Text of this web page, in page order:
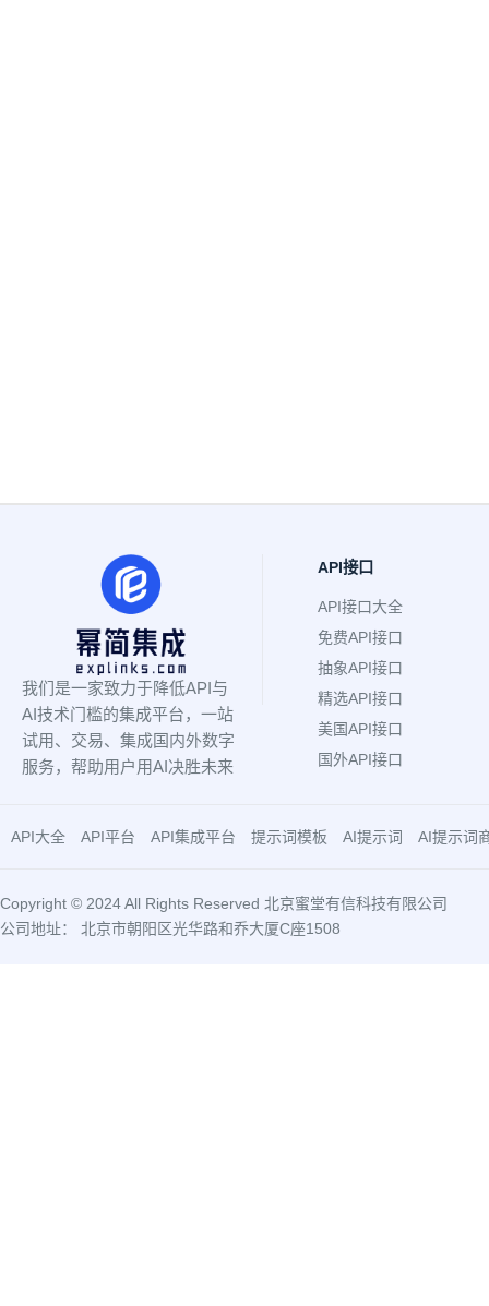
我们是一家致力于降低API与
AI技术门槛的集成平台，一站
试用、交易、集成国内外数字
服务，帮助用户用AI决胜未来
API接口
API接口大全
免费API接口
抽象API接口
精选API接口
美国API接口
国外API接口
API大全 API平台 API集成平台 提示词模板 AI提示词 AI提示词
Copyright © 2024 All Rights Reserved 北京蜜堂有信科技有限公司
公司地址： 北京市朝阳区光华路和乔大厦C座1508